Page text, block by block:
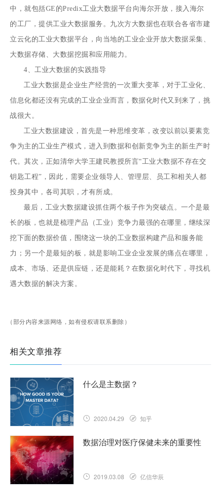
中，就包括GE的Predix工业大数据平台向海尔开放，接入海尔
的工厂，提供工业大数据服务。九次方大数据也在联合各省市建
立云化的工业大数据平台，向当地的工业企业开放大数据采集、
大数据存储、大数据挖掘和应用能力。
4、工业大数据的实践指导
工业大数据是企业生产经营的一次重大变革，对于工业化、
信息化都还没有完成的工业企业而言，数据化时代又到来了，挑
战很大。
工业大数据建设，首先是一种思维变革，改变以前以要素竞
争为主的工业生产模式，进入到数据和创新竞争为主的新生产时
代。其次，正如清华大学王建民教授所言“工业大数据不存在交
钥匙工程”，因此，需要企业领导人、管理层、员工和相关人都
投身其中，各司其职，才有所成。
最后，工业大数据建设抓住两个板子作为突破点。一个是最
长的板，也就是梳理产品（工业）竞争力最强的在哪里，继续深
挖下面的数据价值，围绕这一块的工业数据构建产品和服务能
力；另一个是最短的板，就是影响工业企业发展的痛点在哪里，
成本、市场、还是供应链，还是能耗？在数据化时代下，寻找机
遇大数据的解决方案。
（部分内容来源网络，如有侵权请联系删除）
相关文章推荐
什么是主数据？
2020.04.29 知乎
数据治理对医疗保健未来的重要性
2019.03.08 亿信华辰